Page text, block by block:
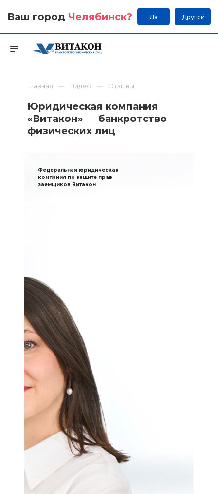
Ваш город Челябинск? Да Другой
Главная Видео Отзывы
Юридическая компания
«Витакон» — банкротство
физических лиц
Федеральная юридическая
компания по защите прав
заемщиков Витакон